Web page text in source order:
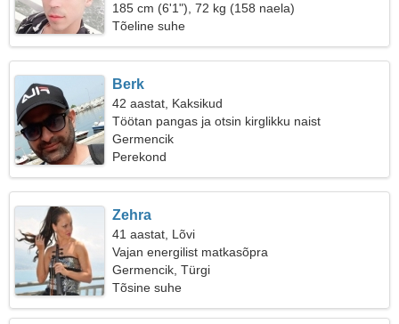
185 cm (6'1"), 72 kg (158 naela)
Tõeline suhe
Berk
42 aastat, Kaksikud
Töötan pangas ja otsin kirglikku naist
Germencik
Perekond
Zehra
41 aastat, Lõvi
Vajan energilist matkasõpra
Germencik, Türgi
Tõsine suhe